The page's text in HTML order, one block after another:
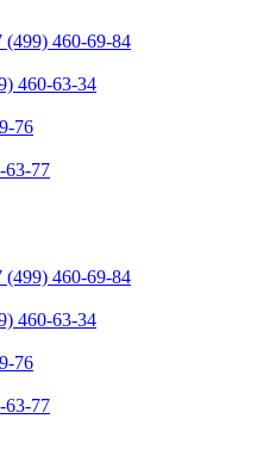
(499) 460-69-84
460-63-34
76
63-77
(499) 460-69-84
460-63-34
76
63-77